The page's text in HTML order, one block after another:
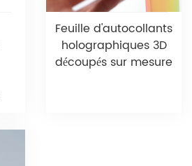
Feuille d'autocollants
holographiques 3D
découpés sur mesure